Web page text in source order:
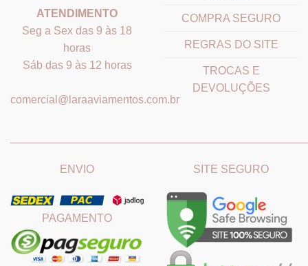
ATENDIMENTO
Seg a Sex das 9 às 18
horas
Sáb das 9 às 12 horas
comercial@laraaviamentos.com.br
COMPRA SEGURO
REGRAS DO SITE
TROCAS E
DEVOLUÇÕES
ENVIO
PAGAMENTO
SITE SEGURO